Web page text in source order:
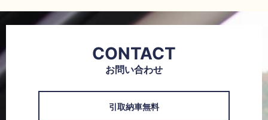
CONTACT
お問い合わせ
引取納車無料